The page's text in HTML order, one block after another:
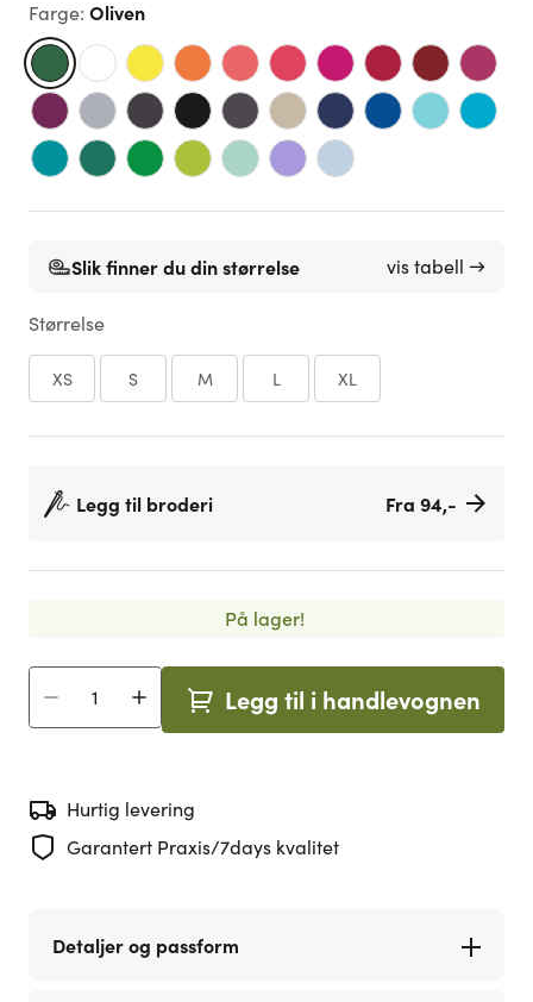
Farge: Oliven
Slik finner du din størrelse vis tabell →
Størrelse
XS S M L XL
Legg til broderi Fra 94,-
På lager!
Antall Legg til i handlevognen
Hurtig levering
Garantert Praxis/7days kvalitet
Detaljer og passform